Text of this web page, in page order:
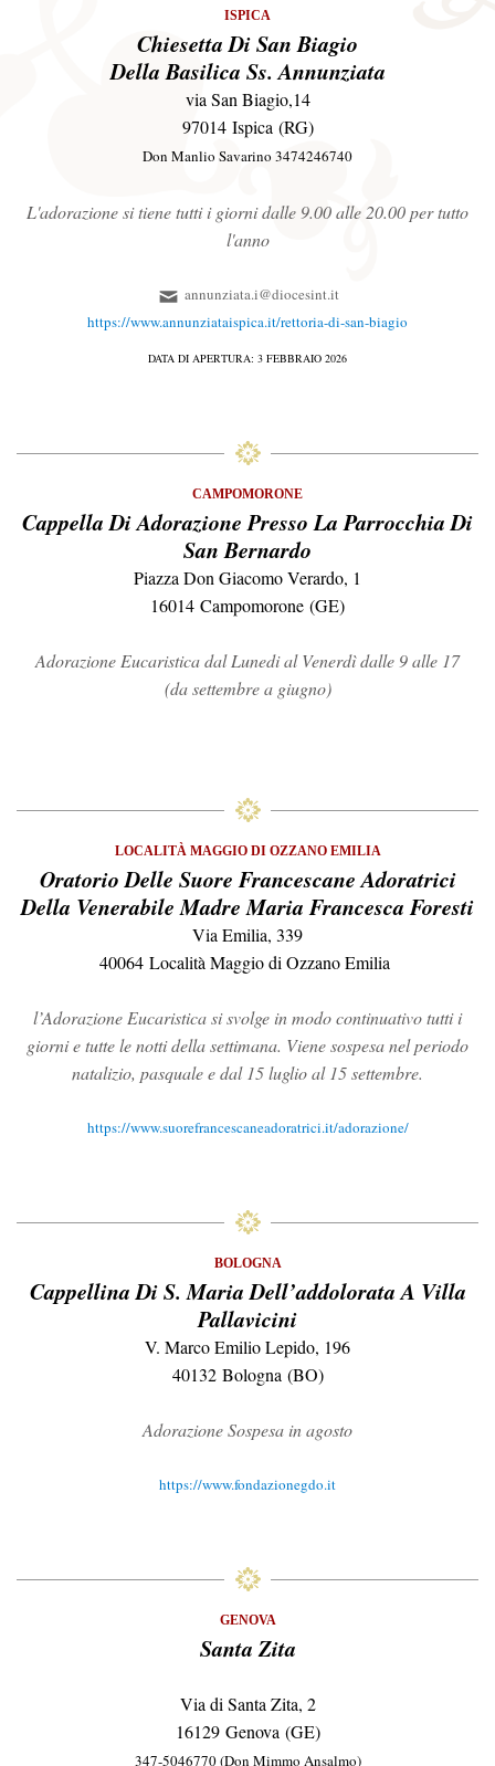
ISPICA
Chiesetta Di San Biagio
Della Basilica Ss. Annunziata
via San Biagio,14
97014 Ispica (RG)
Don Manlio Savarino 3474246740
L'adorazione si tiene tutti i giorni dalle 9.00 alle 20.00 per tutto
l'anno
annunziata.i@diocesint.it
https://www.annunziataispica.it/rettoria-di-san-biagio
DATA DI APERTURA: 3 FEBBRAIO 2026
CAMPOMORONE
Cappella Di Adorazione Presso La Parrocchia Di
San Bernardo
Piazza Don Giacomo Verardo, 1
16014 Campomorone (GE)
Adorazione Eucaristica dal Lunedi al Venerdì dalle 9 alle 17
(da settembre a giugno)
LOCALITÀ MAGGIO DI OZZANO EMILIA
Oratorio Delle Suore Francescane Adoratrici
Della Venerabile Madre Maria Francesca Foresti
Via Emilia, 339
40064 Località Maggio di Ozzano Emilia
l’Adorazione Eucaristica si svolge in modo continuativo tutti i
giorni e tutte le notti della settimana. Viene sospesa nel periodo
natalizio, pasquale e dal 15 luglio al 15 settembre.
https://www.suorefrancescaneadoratrici.it/adorazione/
BOLOGNA
Cappellina Di S. Maria Dell’addolorata A Villa
Pallavicini
V. Marco Emilio Lepido, 196
40132 Bologna (BO)
Adorazione Sospesa in agosto
https://www.fondazionegdo.it
GENOVA
Santa Zita
Via di Santa Zita, 2
16129 Genova (GE)
347-5046770 (Don Mimmo Ansalmo)